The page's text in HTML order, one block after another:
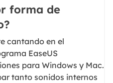
forma de
cantando en el
EaseUS
para Windows y Mac.
tanto sonidos internos